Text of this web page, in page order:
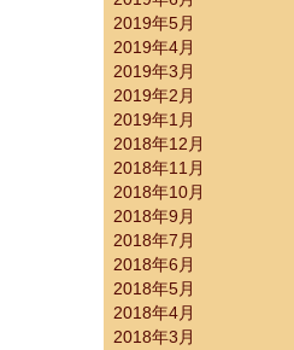
2019年5月
2019年4月
2019年3月
2019年2月
2019年1月
2018年12月
2018年11月
2018年10月
2018年9月
2018年7月
2018年6月
2018年5月
2018年4月
2018年3月